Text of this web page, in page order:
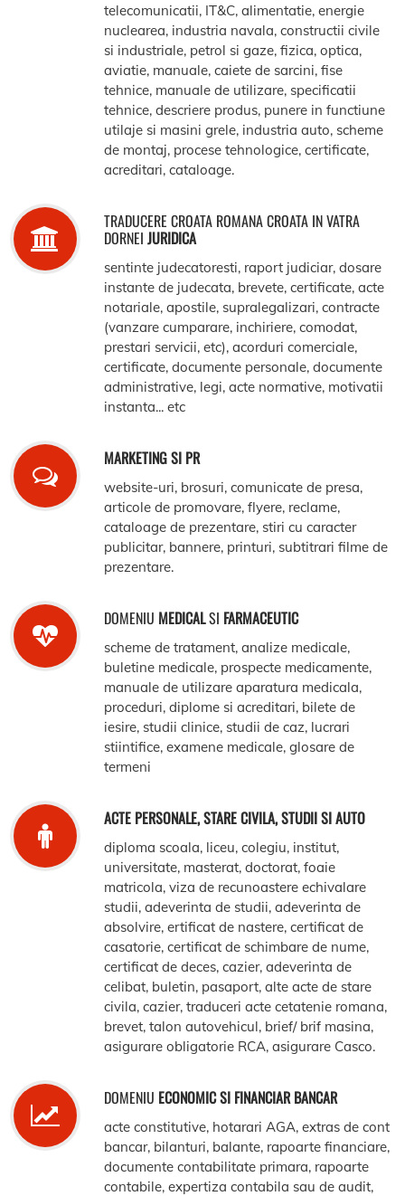
telecomunicatii, IT&C, alimentatie, energie
nuclearea, industria navala, constructii civile
si industriale, petrol si gaze, fizica, optica,
aviatie, manuale, caiete de sarcini, fise
tehnice, manuale de utilizare, specificatii
tehnice, descriere produs, punere in functiune
utilaje si masini grele, industria auto, scheme
de montaj, procese tehnologice, certificate,
acreditari, cataloage.
TRADUCERE CROATA ROMANA CROATA IN VATRA
DORNEI JURIDICA
sentinte judecatoresti, raport judiciar, dosare
instante de judecata, brevete, certificate, acte
notariale, apostile, supralegalizari, contracte
(vanzare cumparare, inchiriere, comodat,
prestari servicii, etc), acorduri comerciale,
certificate, documente personale, documente
administrative, legi, acte normative, motivatii
instanta... etc
MARKETING SI PR
website-uri, brosuri, comunicate de presa,
articole de promovare, flyere, reclame,
cataloage de prezentare, stiri cu caracter
publicitar, bannere, printuri, subtitrari filme de
prezentare.
DOMENIU MEDICALSI FARMACEUTIC
scheme de tratament, analize medicale,
buletine medicale, prospecte medicamente,
manuale de utilizare aparatura medicala,
proceduri, diplome si acreditari, bilete de
iesire, studii clinice, studii de caz, lucrari
stiintifice, examene medicale, glosare de
termeni
ACTE PERSONALE, STARE CIVILA, STUDII SI AUTO
diploma scoala, liceu, colegiu, institut,
universitate, masterat, doctorat, foaie
matricola, viza de recunoastere echivalare
studii, adeverinta de studii, adeverinta de
absolvire, ertificat de nastere, certificat de
casatorie, certificat de schimbare de nume,
certificat de deces, cazier, adeverinta de
celibat, buletin, pasaport, alte acte de stare
civila, cazier, traduceri acte cetatenie romana,
brevet, talon autovehicul, brief/ brif masina,
asigurare obligatorie RCA, asigurare Casco.
DOMENIU ECONOMIC SI FINANCIAR BANCAR
acte constitutive, hotarari AGA, extras de cont
bancar, bilanturi, balante, rapoarte financiare,
documente contabilitate primara, rapoarte
contabile, expertiza contabila sau de audit,